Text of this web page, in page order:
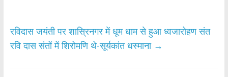
p
रविदास जयंती पर शास्रिनगर में धूम धाम से हुआ ध्वजारोहण संत
रवि दास संतों में शिरोमणि थे-सूर्यकांत धस्माना →